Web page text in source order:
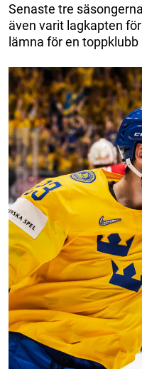
Senaste tre
även varit lagkapten
lämna för en